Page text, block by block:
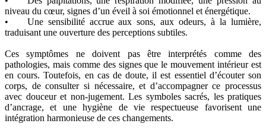
niveau du cœur, signes d’un éveil à soi émotionnel et énergétique.
• Une sensibilité accrue aux sons, aux odeurs, à la lumière,
traduisant une ouverture des perceptions subtiles.
Ces symptômes ne doivent pas être interprétés comme des
pathologies, mais comme des signes que le mouvement intérieur est
en cours. Toutefois, en cas de doute, il est essentiel d’écouter son
corps, de consulter si nécessaire, et d’accompagner ce processus
avec douceur et non-jugement. Les symboles sacrés, les pratiques
d’ancrage, et une hygiène de vie respectueuse favorisent une
intégration harmonieuse de ces changements.